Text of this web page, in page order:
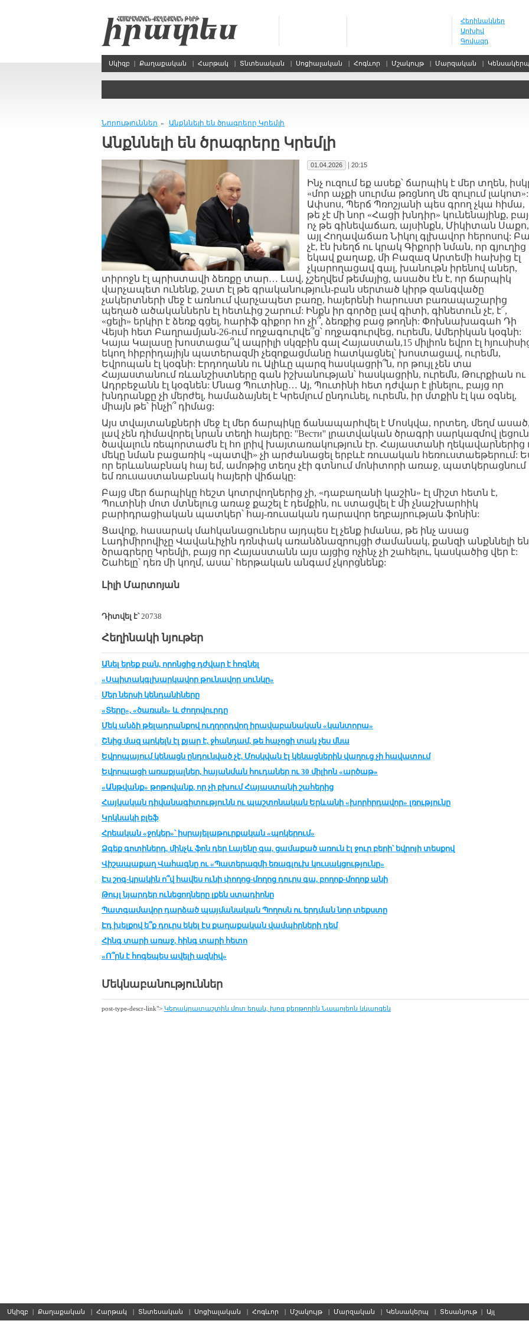
Հեղինակներ
Արխիվ
Գովազդ
Սկիզբ | Քաղաքական | Հարթակ | Տնտեսական | Սոցիալական | Հոգևոր | Մշակույթ | Մարզական | Կենսակերպ
Նորություններ » Անքննելի են ծրագրերը Կրեմլի
Անքննելի են ծրագրերը Կրեմլի
01.04.2026 | 20:15
Ինչ ուզում եք ասեք՝ ճարպիկ է մեր տղեն,
«մոր աչքի սուրմա թռցնող մե զուլում լակոտ»:
Ափսոս, Պերճ Պռոշյանի պես գրող չկա հիմա,
թե չէ մի նոր «Հացի խնդիր» կունենայինք,
ոչ թե գինեվաճառ, այսինքն, Միկիտան Սաքո,
այլ Հողավաճառ Նիկոլ գլխավոր հերոսով: Բա
չէ, էն խեղճ ու կրակ Գիքորի նման, որ գյուղից
եկավ քաղաք, մի Բազազ Արտեմի հախից էլ
չկարողացավ գալ, խանութն իրենով աներ,
տիրոջն էլ պրիստավի ձեռքը տար… Լավ, չշեղվեմ թեմայից, ասածս էն է, որ ճարպիկ
վարչապետ ունենք, շատ էլ թե գրականություն-բան սերտած կիրթ զանգվածը
չակերտների մեջ է առնում վարչապետ բառը, հայերենի հարուստ բառապաշարից
պեղած ածականներն էլ հետևից շարում: Ինքն իր գործը լավ գիտի, գինետուն չէ, է՜,
«ցելի» երկիր է ձեռք գցել, հարիֆ գիքոր հո չի՞, ձեռքից բաց թողնի: Փոխնախագահ Դի
Վեյսի հետ Բաղրամյան-26-ում ողջագուրվե՞ց՝ ողջագուրվեց, ուրեմն, Ամերիկան կօգնի:
Կայա Կալասը խոստացա՞վ ապրիլի սկզբին գալ Հայաստան,15 միլիոն եվրո էլ
եկող հիբրիդայիյն պատերազմի չեզոքացմանը հատկացնել՝ խոստացավ, ուրեմն,
Եվրոպան էլ կօգնի: Էրդողանն ու Ալիևը պարզ հասկացրի՞ն, որ թույլ չեն տա
Հայաստանում ռևանշիստները գան իշխանության՝ հասկացրին, ուրեմն, Թուրքիան ու
Ադրբեջանն էլ կօգնեն: Մնաց Պուտինը… Այ, Պուտինի հետ դժվար է լինելու, բայց որ
խնդրանքը չի մերժել, համաձայնել է Կրեմլում ընդունել, ուրեմն, իր մտքին էլ կա օգնել,
միայն թե՝ ինչի՞ դիմաց:
Այս տվայտանքների մեջ էլ մեր ճարպիկը ճանապարհվել է Մոսկվա, որտեղ, մեղմ ասած,
լավ չեն դիմավորել նրան տեղի հայերը: ''Вести'' լրատվական ծրագրի սարկազմով լեցուն
ծավալուն ռեպորտաժն էլ հո լրիվ խայտառակություն էր. Հայաստանի ղեկավարներից
մեկը նման բացառիկ «պատվի» չի արժանացել երբևէ ռուսական հեռուստաեթերում:
որ երևանաբնակ հայ եմ, ամոթից տեղս չէի գտնում մոնիտորի առաջ, պատկերացնում
եմ ռուսաստանաբնակ հայերի վիճակը:
Բայց մեր ճարպիկը հեշտ կոտրվողներից չի, «դաբաղանի կաշին» էլ միշտ հետն է,
Պուտինի մոտ մտնելուց առաջ քաշել է դեմքին, ու ստացվել է մի չնաշխարհիկ
բարիդրացիական պատկեր՝ հայ-ռուսական դարավոր եղբայրության ֆոնին:
Ցավոք, հասարակ մահկանացուներս այդպես էլ չենք իմանա, թե ինչ ասաց
Լադիմիրովիչը Վավաևիչին դռնփակ առանձնազրույցի ժամանակ, քանզի անքննելի են
ծրագրերը Կրեմլի, բայց որ Հայաստանն այս այցից ոչինչ չի շահելու, կասկածից վեր է:
Շահելը՝ դեռ մի կողմ, ասա՝ հերթական անգամ չկորցնենք:
Լիլի Մարտոյան
Դիտվել է՝20738
Հեղինակի նյութեր
Անել երեք բան, որոնցից դժվար է հոգնել
«Սպիտակգլխարկավոր թունավոր սունկը»
Մեր ներսի կենդանիները
«Տերը», «ծառան» և ժողովուրդը
Մեկ անձի թելադրանքով ուղղորդվող իրավաբանական «կանտորա»
Շնից մազ պոկելն էլ քյար է, ջհանդամ, թե հաչոցի տակ չես մնա
Եվրոպայում կենացն ընդունված չէ, Մոսկվան էլ կենացներին վաղուց չի հավատում
Եվրոպացի առաքյալներ, հայանման հուդաներ ու 30 միլիոն «արծաթ»
«Անթվանք» թոթովանք, որ չի բխում Հայաստանի շահերից
Հայկական դիվանագիտությունն ու պաշտոնական Երևանի «խորհրդավոր» լռությունը
Կրկնակի բլեֆ
Հրեական «ջոկեր»՝ իսրայելաթուրքական «պոկերում»
Ձգեք գոտիներդ, մինչև ֆոն դեր Լայենը գա, ցամաքած առուն էլ ջուր բերի՝ եվրոյի տեսքով
Վիշապաքաղ Վահագնը ու «Պատերազմի եռագլուխ կուսակցությունը»
Էս շոգ-կրակին ո՞վ հավես ունի փողոց-մողոց դուրս գա, բողոք-մողոք անի
Թույլ նյարդեր ունեցողները լքեն ստադիոնը
Պատգամավոր դարձած պայմանական Պողոսն ու երդման նոր տեքստը
Էդ խելքով ե՞ք դուրս եկել էս քաղաքական վամպիրների դեմ
Հինգ տարի առաջ, հինգ տարի հետո
«Ո՞րն է հոգեպես ավելի ազնիվ»
Մեկնաբանություններ
post-type-descr-link"> Կե­րակ­րա­տաշ­տին մոտ ե­ղան, խոզ քեր­թո­ղին Նա­պո­լեոն կկար­գեն
Սկիզբ | Քաղաքական | Հարթակ | Տնտեսական | Սոցիալական | Հոգևոր | Մշակույթ | Մարզական | Կենսակերպ | Տեսանյութ | Այլ